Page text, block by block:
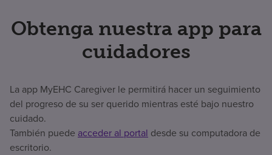
Obtenga nuestra app para
cuidadores
La app MyEHC Caregiver le permitirá hacer un seguimiento
del progreso de su ser querido mientras esté bajo nuestro
cuidado.
También puede acceder al portal desde su computadora de
escritorio.